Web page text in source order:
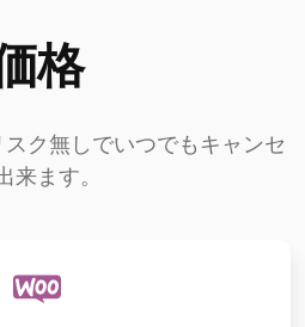
格
ク無しでいつでもキャンセ
来ます。